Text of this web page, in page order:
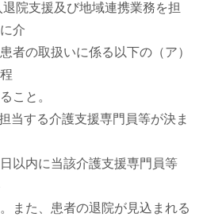
院支援及び地域連携業務を担
介
者の取扱いに係る以下の（ア）
こと。
当する介護支援専門員等が決ま
以内に当該介護支援専門員等
また、患者の退院が見込まれる